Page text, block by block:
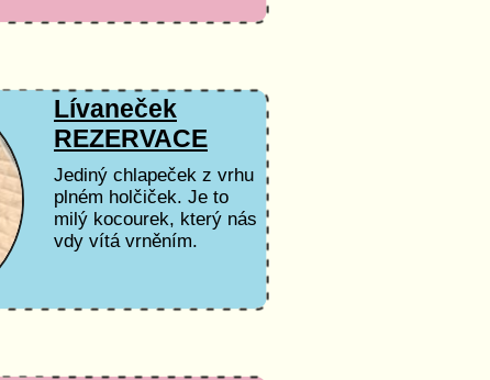
Lívaneček
REZERVACE
Jediný chlapeček z vrhu
plném holčiček. Je to
milý kocourek, který nás
vdy vítá vrněním.